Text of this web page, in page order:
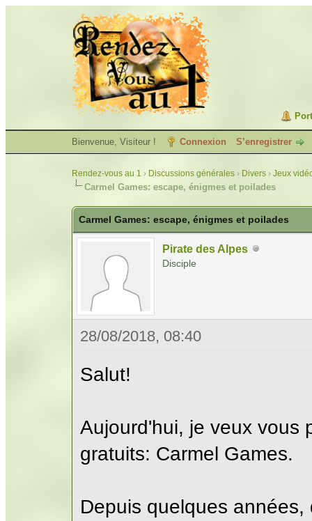
Bienvenue, Visiteur ! Connexion S’enregistrer
Rendez-vous au 1 › Discussions générales › Divers › Jeux
Carmel Games: escape, énigmes et poilades
Carmel Games: escape, énigmes et poilades
Pirate des Alpes
Disciple
28/08/2018, 08:40
Salut!
Aujourd'hui, je veux vous
gratuits: Carmel Games.
Depuis quelques